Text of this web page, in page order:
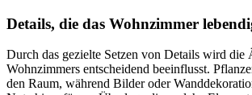
Details, die das Wohnzimmer
Durch das gezielte Setzen von Details wird die
Wohnzimmers entscheidend beeinflusst.
den Raum, während Bilder oder